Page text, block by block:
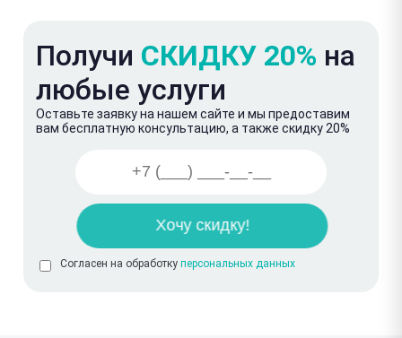
Получи СКИДКУ 20% на
любые услуги
Оставьте заявку на нашем сайте и мы предоставим
вам бесплатную консультацию, а также скидку 20%
Согласен на обработку персональных данных